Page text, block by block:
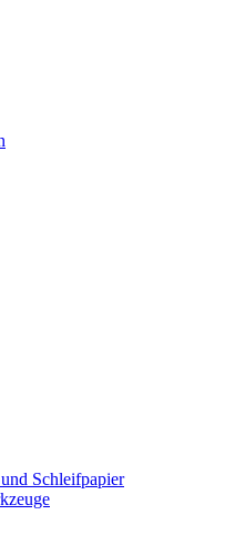
Schleifpapier